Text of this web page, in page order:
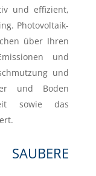
und effizient,
Photovoltaik-
über Ihren
und
und
und Boden
sowie das